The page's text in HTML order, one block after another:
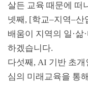
살든 교육 때문에 떠
넷째 , [학교–지역–산
배움이 지역의 일 ·삶·
하겠습니다.
다섯째 , AI 기반 초
심의 미래교육을 통